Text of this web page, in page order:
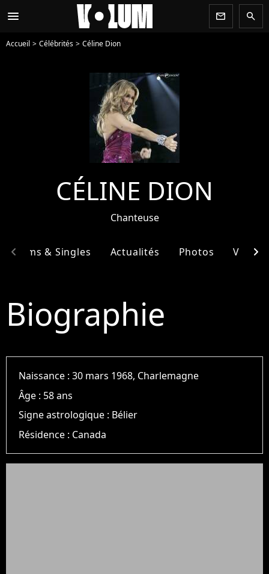
menu newsletter search
Accueil Célébrités Céline Dion
CÉLINE DION
Chanteuse
Albums & Singles Actualités Photos Vidéos
chevron_left chevron_right
Biographie
Naissance :30 mars 1968, Charlemagne
Âge : 58 ans
Signe astrologique : Bélier
Résidence : Canada